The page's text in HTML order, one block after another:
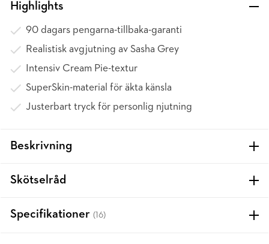
Highlights
90 dagars pengarna-tillbaka-garanti
Realistisk avgjutning av Sasha Grey
Intensiv Cream Pie-textur
SuperSkin-material för äkta känsla
Justerbart tryck för personlig njutning
Beskrivning
Skötselråd
Specifikationer (16)